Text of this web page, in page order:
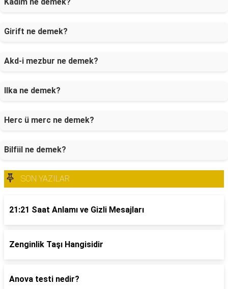
Girift ne demek?
Akd-i mezbur ne demek?
Ilka ne demek?
Herc ü merc ne demek?
Bilfiil ne demek?
SON YAZILAR
21:21 Saat Anlamı ve Gizli Mesajları
Zenginlik Taşı Hangisidir
Anova testi nedir?